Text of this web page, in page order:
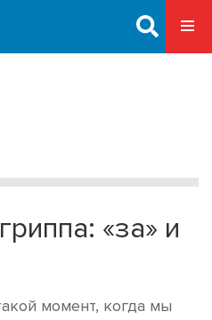
«за» и
момент, когда мы